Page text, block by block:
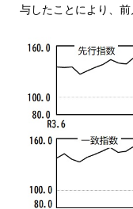
与したことにより、前